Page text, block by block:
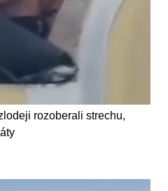
rozoberali strechu,